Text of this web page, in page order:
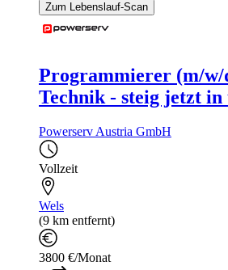
Zum Lebenslauf-Scan
Programmierer (m/
Technik - steig jetzt in
Powerserv Austria GmbH
Vollzeit
Wels
(9 km entfernt)
3800 €/Monat